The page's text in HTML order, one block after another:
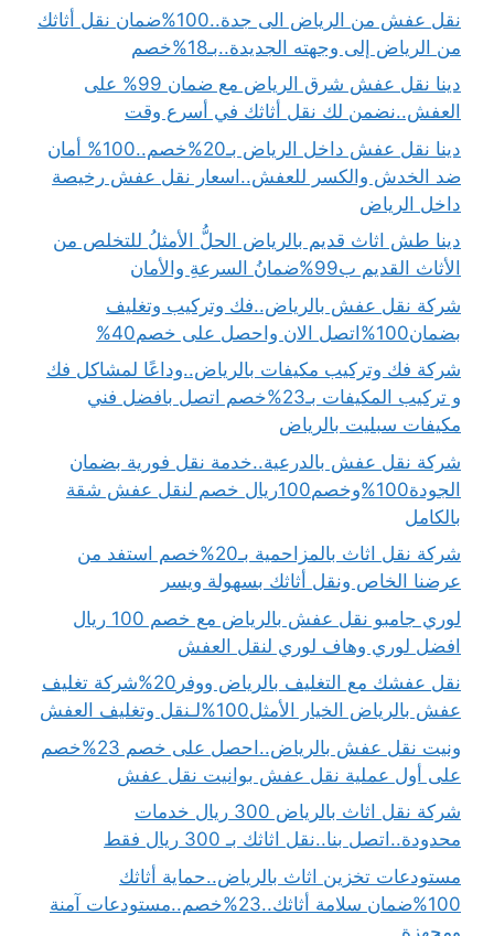
نقل عفش من الرياض الى جدة..100%ضمان نقل أثاثك
من الرياض إلى وجهته الجديدة..بـ18%خصم
دينا نقل عفش شرق الرياض مع ضمان 99% على
العفش..نضمن لك نقل أثاثك في أسرع وقت
دينا نقل عفش داخل الرياض بـ20%خصم..100% أمان
ضد الخدش والكسر للعفش..اسعار نقل عفش رخيصة
داخل الرياض
دينا طش اثاث قديم بالرياض الحلُّ الأمثلُ للتخلص من
الأثاث القديم ب99%ضمانُ السرعةِ والأمان
شركة نقل عفش بالرياض..فك وتركيب وتغليف
بضمان100%اتصل الان واحصل على خصم40%
شركة فك وتركيب مكيفات بالرياض..وداعًا لمشاكل فك
و تركيب المكيفات بـ23%خصم اتصل بافضل فني
مكيفات سبليت بالرياض
شركة نقل عفش بالدرعية..خدمة نقل فورية بضمان
الجودة100%وخصم100ريال خصم لنقل عفش شقة
بالكامل
شركة نقل اثاث بالمزاحمية بـ20%خصم استفد من
عرضنا الخاص ونقل أثاثك بسهولة ويسر
لوري جامبو نقل عفش بالرياض مع خصم 100 ريال
افضل لوري وهاف لوري لنقل العفش
نقل عفشك مع التغليف بالرياض ووفر20%شركة تغليف
عفش بالرياض الخيار الأمثل100%لـنقل وتغليف العفش
ونيت نقل عفش بالرياض..احصل على خصم 23%خصم
على أول عملية نقل عفش بوانيت نقل عفش
شركة نقل اثاث بالرياض 300 ريال خدمات
محدودة..اتصل بنا..نقل اثاثك بـ 300 ريال فقط
مستودعات تخزين اثاث بالرياض..حماية أثاثك
100%ضمان سلامة أثاثك..23%خصم..مستودعات آمنة
ومجهزة